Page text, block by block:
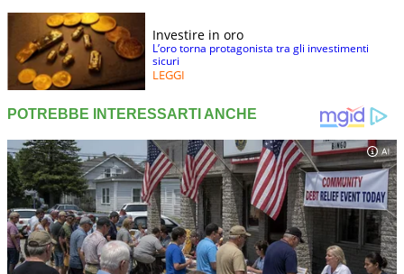
Investire in oro
L’oro torna protagonista tra gli investimenti
sicuri
LEGGI